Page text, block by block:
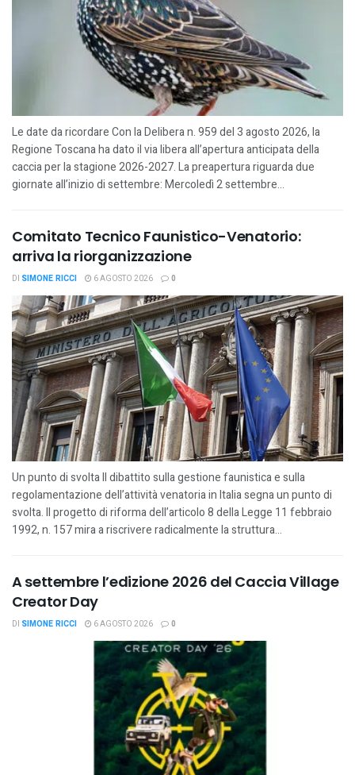
Le date da ricordare Con la Delibera n. 959 del 3 agosto 2026, la
Regione Toscana ha dato il via libera all’apertura anticipata della
caccia per la stagione 2026-2027. La preapertura riguarda due
giornate all’inizio di settembre: Mercoledì 2 settembre...
Comitato Tecnico Faunistico-Venatorio:
arriva la riorganizzazione
DI SIMONE RICCI 6 AGOSTO 2026 0
Un punto di svolta Il dibattito sulla gestione faunistica e sulla
regolamentazione dell’attività venatoria in Italia segna un punto di
svolta. Il progetto di riforma dell’articolo 8 della Legge 11 febbraio
1992, n. 157 mira a riscrivere radicalmente la struttura...
A settembre l’edizione 2026 del Caccia Village
Creator Day
DI SIMONE RICCI 6 AGOSTO 2026 0